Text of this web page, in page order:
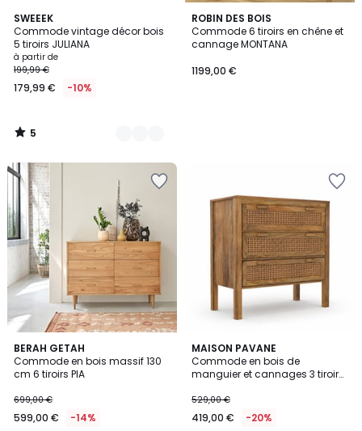
SWEEEK
Commode vintage décor bois
5 tiroirs JULIANA
à partir de
199,99 €
179,99 € -10%
5
/
5
2
Couleurs
5
/
ROBIN DES BOIS
Commode 6 tiroirs en chêne et
cannage MONTANA
1199,00 €
BERAH GETAH
Commode en bois massif 130
cm 6 tiroirs PIA
699,00 €
599,00 € -14%
MAISON PAVANE
Commode en bois de
manguier et cannages 3 tiroirs
529,00 €
419,00 € -20%